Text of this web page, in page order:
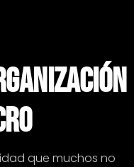
que muchos no